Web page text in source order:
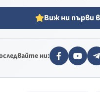
Виж ни първи
ни: